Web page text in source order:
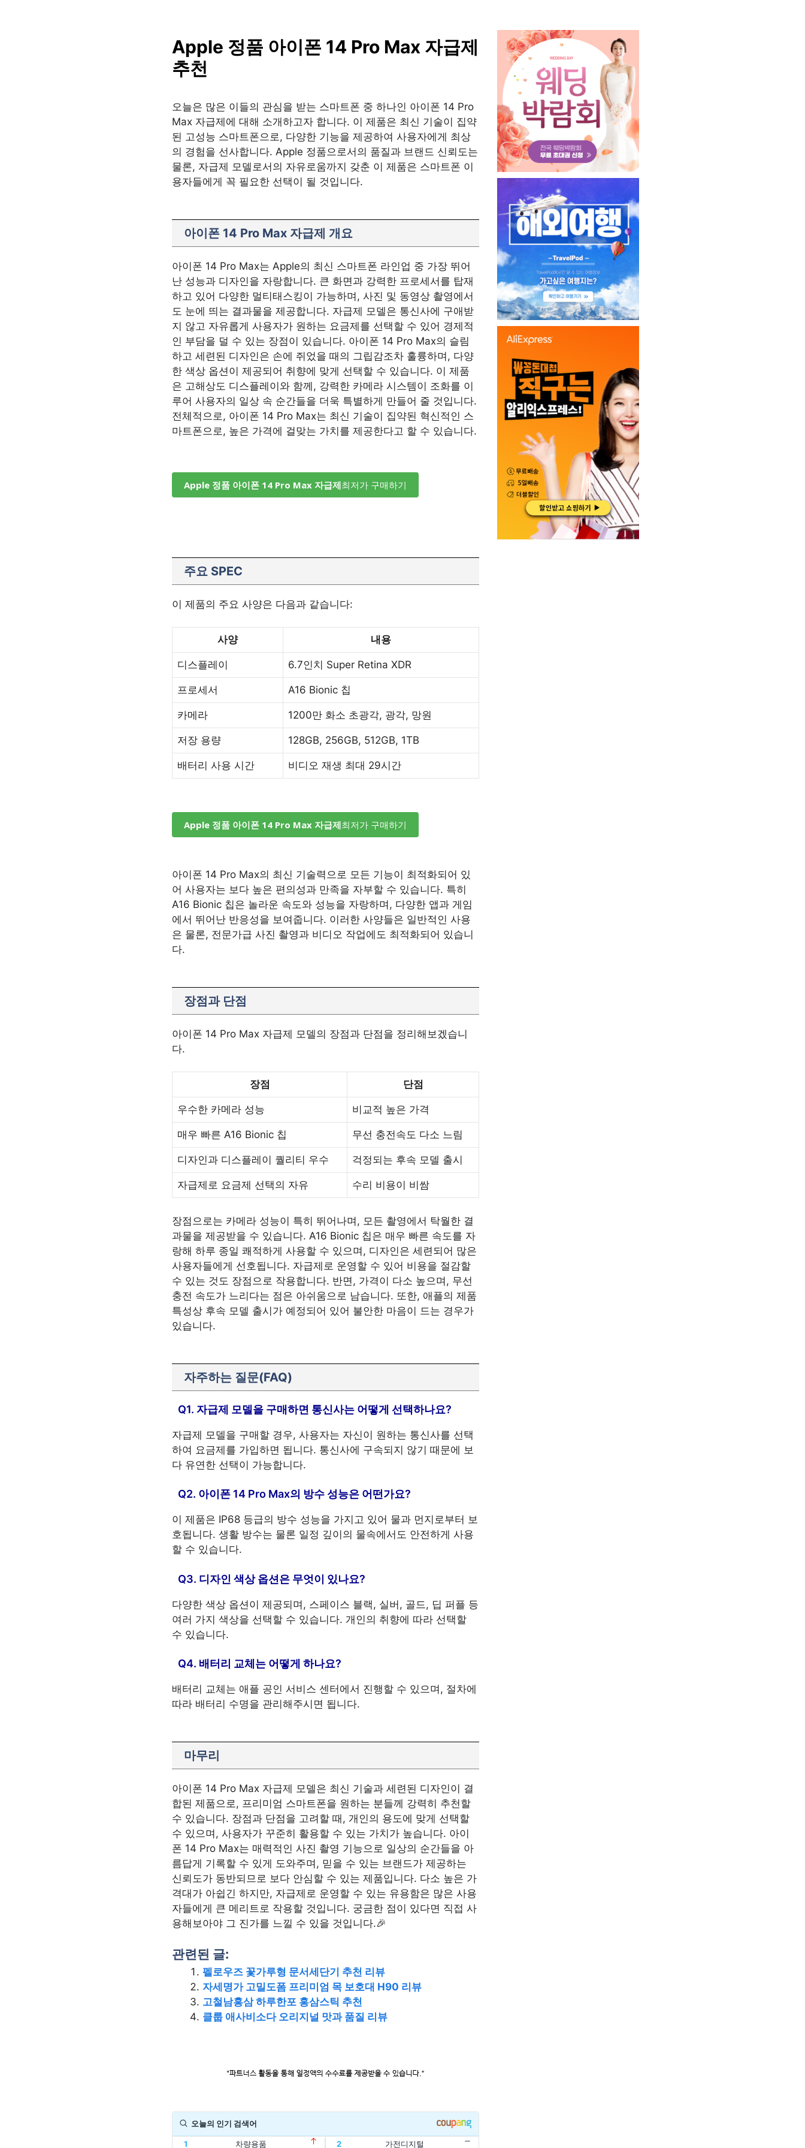
Apple 정품 아이폰 14 Pro Max 자급제
추천
오늘은 많은 이들의 관심을 받는 스마트폰 중 하나인 아이폰 14 Pro
Max 자급제에 대해 소개하고자 합니다. 이 제품은 최신 기술이 집약
된 고성능 스마트폰으로, 다양한 기능을 제공하여 사용자에게 최상
의 경험을 선사합니다. Apple 정품으로서의 품질과 브랜드 신뢰도는
물론, 자급제 모델로서의 자유로움까지 갖춘 이 제품은 스마트폰 이
용자들에게 꼭 필요한 선택이 될 것입니다.
아이폰 14 Pro Max 자급제 개요
아이폰 14 Pro Max는 Apple의 최신 스마트폰 라인업 중 가장 뛰어
난 성능과 디자인을 자랑합니다. 큰 화면과 강력한 프로세서를 탑재
하고 있어 다양한 멀티태스킹이 가능하며, 사진 및 동영상 촬영에서
도 눈에 띄는 결과물을 제공합니다. 자급제 모델은 통신사에 구애받
지 않고 자유롭게 사용자가 원하는 요금제를 선택할 수 있어 경제적
인 부담을 덜 수 있는 장점이 있습니다. 아이폰 14 Pro Max의 슬림
하고 세련된 디자인은 손에 쥐었을 때의 그립감조차 훌륭하며, 다양
한 색상 옵션이 제공되어 취향에 맞게 선택할 수 있습니다. 이 제품
은 고해상도 디스플레이와 함께, 강력한 카메라 시스템이 조화를 이
루어 사용자의 일상 속 순간들을 더욱 특별하게 만들어 줄 것입니다.
전체적으로, 아이폰 14 Pro Max는 최신 기술이 집약된 혁신적인 스
마트폰으로, 높은 가격에 걸맞는 가치를 제공한다고 할 수 있습니다.
Apple 정품 아이폰 14 Pro Max 자급제최저가 구매하기
주요 SPEC
이 제품의 주요 사양은 다음과 같습니다:
사양 내용
디스플레이 6.7인치 Super Retina XDR
프로세서 A16 Bionic 칩
카메라 1200만 화소 초광각, 광각, 망원
저장 용량 128GB, 256GB, 512GB, 1TB
배터리 사용 시간 비디오 재생 최대 29시간
Apple 정품 아이폰 14 Pro Max 자급제최저가 구매하기
아이폰 14 Pro Max의 최신 기술력으로 모든 기능이 최적화되어 있
어 사용자는 보다 높은 편의성과 만족을 자부할 수 있습니다. 특히
A16 Bionic 칩은 놀라운 속도와 성능을 자랑하며, 다양한 앱과 게임
에서 뛰어난 반응성을 보여줍니다. 이러한 사양들은 일반적인 사용
은 물론, 전문가급 사진 촬영과 비디오 작업에도 최적화되어 있습니
다.
장점과 단점
아이폰 14 Pro Max 자급제 모델의 장점과 단점을 정리해보겠습니
다.
장점 단점
우수한 카메라 성능 비교적 높은 가격
매우 빠른 A16 Bionic 칩 무선 충전속도 다소 느림
디자인과 디스플레이 퀄리티 우수 걱정되는 후속 모델 출시
자급제로 요금제 선택의 자유 수리 비용이 비쌈
장점으로는 카메라 성능이 특히 뛰어나며, 모든 촬영에서 탁월한 결
과물을 제공받을 수 있습니다. A16 Bionic 칩은 매우 빠른 속도를 자
랑해 하루 종일 쾌적하게 사용할 수 있으며, 디자인은 세련되어 많은
사용자들에게 선호됩니다. 자급제로 운영할 수 있어 비용을 절감할
수 있는 것도 장점으로 작용합니다. 반면, 가격이 다소 높으며, 무선
충전 속도가 느리다는 점은 아쉬움으로 남습니다. 또한, 애플의 제품
특성상 후속 모델 출시가 예정되어 있어 불안한 마음이 드는 경우가
있습니다.
자주하는 질문(FAQ)
Q1. 자급제 모델을 구매하면 통신사는 어떻게 선택하나요?
자급제 모델을 구매할 경우, 사용자는 자신이 원하는 통신사를 선택
하여 요금제를 가입하면 됩니다. 통신사에 구속되지 않기 때문에 보
다 유연한 선택이 가능합니다.
Q2. 아이폰 14 Pro Max의 방수 성능은 어떤가요?
이 제품은 IP68 등급의 방수 성능을 가지고 있어 물과 먼지로부터 보
호됩니다. 생활 방수는 물론 일정 깊이의 물속에서도 안전하게 사용
할 수 있습니다.
Q3. 디자인 색상 옵션은 무엇이 있나요?
다양한 색상 옵션이 제공되며, 스페이스 블랙, 실버, 골드, 딥 퍼플 등
여러 가지 색상을 선택할 수 있습니다. 개인의 취향에 따라 선택할
수 있습니다.
Q4. 배터리 교체는 어떻게 하나요?
배터리 교체는 애플 공인 서비스 센터에서 진행할 수 있으며, 절차에
따라 배터리 수명을 관리해주시면 됩니다.
마무리
아이폰 14 Pro Max 자급제 모델은 최신 기술과 세련된 디자인이 결
합된 제품으로, 프리미엄 스마트폰을 원하는 분들께 강력히 추천할
수 있습니다. 장점과 단점을 고려할 때, 개인의 용도에 맞게 선택할
수 있으며, 사용자가 꾸준히 활용할 수 있는 가치가 높습니다. 아이
폰 14 Pro Max는 매력적인 사진 촬영 기능으로 일상의 순간들을 아
름답게 기록할 수 있게 도와주며, 믿을 수 있는 브랜드가 제공하는
신뢰도가 동반되므로 보다 안심할 수 있는 제품입니다. 다소 높은 가
격대가 아쉽긴 하지만, 자급제로 운영할 수 있는 유용함은 많은 사용
자들에게 큰 메리트로 작용할 것입니다. 궁금한 점이 있다면 직접 사
용해보아야 그 진가를 느낄 수 있을 것입니다.🎉
관련된 글:
펠로우즈 꽃가루형 문서세단기 추천 리뷰
자세명가 고밀도폼 프리미엄 목 보호대 H90 리뷰
고철남홍삼 하루한포 홍삼스틱 추천
클룹 애사비소다 오리지널 맛과 품질 리뷰
오늘의 인기 검색어
1 차량용품 2 가전디지털